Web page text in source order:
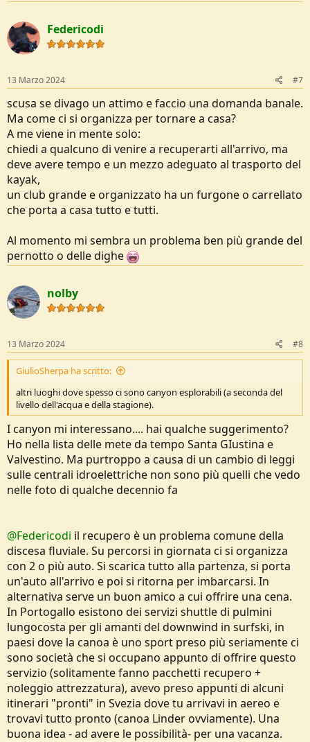
Federicodi
13 Marzo 2024 #7
scusa se divago un attimo e faccio una domanda banale.
Ma come ci si organizza per tornare a casa?
A me viene in mente solo:
chiedi a qualcuno di venire a recuperarti all'arrivo, ma
deve avere tempo e un mezzo adeguato al trasporto del
kayak,
un club grande e organizzato ha un furgone o carrellato
che porta a casa tutto e tutti.
Al momento mi sembra un problema ben più grande del
pernotto o delle dighe
nolby
13 Marzo 2024 #8
GiulioSherpa ha scritto:
altri luoghi dove spesso ci sono canyon esplorabili (a seconda del
livello dell'acqua e della stagione).
I canyon mi interessano.... hai qualche suggerimento?
Ho nella lista delle mete da tempo Santa GIustina e
Valvestino. Ma purtroppo a causa di un cambio di leggi
sulle centrali idroelettriche non sono più quelli che vedo
nelle foto di qualche decennio fa
@Federicodi il recupero è un problema comune della
discesa fluviale. Su percorsi in giornata ci si organizza
con 2 o più auto. Si scarica tutto alla partenza, si porta
un'auto all'arrivo e poi si ritorna per imbarcarsi. In
alternativa serve un buon amico a cui offrire una cena.
In Portogallo esistono dei servizi shuttle di pulmini
lungocosta per gli amanti del downwind in surfski, in
paesi dove la canoa è uno sport preso più seriamente ci
sono società che si occupano appunto di offrire questo
servizio (solitamente fanno pacchetti recupero +
noleggio attrezzatura), avevo preso appunti di alcuni
itinerari "pronti" in Svezia dove tu arrivavi in aereo e
trovavi tutto pronto (canoa Linder ovviamente). Una
buona idea - ad avere le possibilità- per una vacanza.